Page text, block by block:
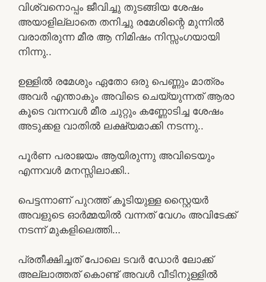
വിശ്വനൊപ്പം ജീവിച്ചു തുടങ്ങിയ ശേഷം
അയാളില്ലാതെ തനിച്ചു രമേശിന്റെ മുന്നിൽ
വരാതിരുന്ന മീര ആ നിമിഷം നിസ്സംഗയായി
നിന്നു..
ഉള്ളിൽ രമേശും ഏതോ ഒരു പെണ്ണും മാത്രം
അവർ എന്താകും അവിടെ ചെയ്യുന്നത് ആരാ
കൂടെ വന്നവൾ മീര ചുറ്റും കണ്ണോടിച്ച ശേഷം
അടുക്കള വാതിൽ ലക്ഷ്യമാക്കി നടന്നു..
പൂർണ പരാജയം ആയിരുന്നു അവിടെയും
എന്നവൾ മനസ്സിലാക്കി..
പെട്ടന്നാണ് പുറത്ത് കൂടിയുള്ള സ്റ്റൈയർ
അവളുടെ ഓർമ്മയിൽ വന്നത് വേഗം അവിടേക്ക്
നടന്ന് മുകളിലെത്തി…
പ്രതീക്ഷിച്ചത് പോലെ ടവർ ഡോർ ലോക്ക്
അല്ലാത്തത് കൊണ്ട് അവൾ വീടിനുള്ളിൽ